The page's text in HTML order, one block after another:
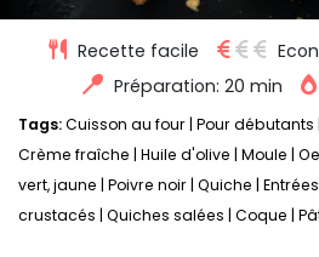
Recette facile
Préparation: 20 min
Tags:Cuisson au four Pour débutants
Crème fraîche Huile d'olive Moule
vert, jaune Poivre noir Quiche
crustacés Quiches salées Coque